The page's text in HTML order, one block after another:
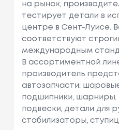
на рынок,
тестирует детали в
центре в Сент-Луисе.
соответствуют
международным
В ассортиментной
производитель
автозапчасти:
подшипники, шарниры,
подвески, детали для
стабилизаторы,